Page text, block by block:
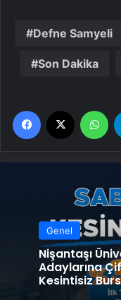
Defne Samyeli
Son Dakika
Facebook
Genel
Nişantaşı
Adaylarına
Kesintisiz Burs